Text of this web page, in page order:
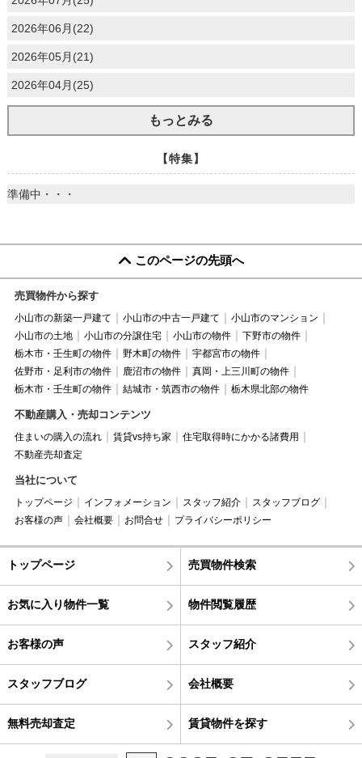
2026年06月(22)
2026年05月(21)
2026年04月(25)
もっとみる
【特集】
準備中・・・
このページの先頭へ
売買物件から探す
小山市の新築一戸建て 小山市の中古一戸建て
小山市のマンション
小山市の土地
小山市の分譲住宅 小山市の物件
下野市の物件
栃木市・壬生町の物件
野木町の物件
宇都宮市の物件
佐野市・足利市の物件
鹿沼市の物件
真岡・上三川町の物件
栃木市・壬生町の物件
結城市・筑西市の物件 栃木県北部の物件
不動産購入・売却コンテンツ
住まいの購入の流れ 賃貸vs持ち家
住宅取得時にかかる諸費用
不動産売却査定
当社について
トップページ インフォメーション スタッフ紹介
スタッフブログ
お客様の声
会社概要 お問合せ プライバシーポリシー
トップページ 売買物件検索
お気に入り物件一覧 物件閲覧履歴
お客様の声 スタッフ紹介
スタッフブログ 会社概要
無料売却査定 賃貸物件を探す